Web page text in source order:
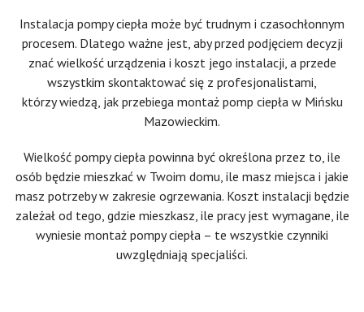
Instalacja pompy ciepła może być trudnym i czasochłonnym
procesem. Dlatego ważne jest, aby przed podjęciem decyzji
znać wielkość urządzenia i koszt jego instalacji, a przede
wszystkim skontaktować się z profesjonalistami,
którzy wiedzą, jak przebiega montaż pomp ciepła w Mińsku
Mazowieckim.
Wielkość pompy ciepła powinna być określona przez to, ile
osób będzie mieszkać w Twoim domu, ile masz miejsca i jakie
masz potrzeby w zakresie ogrzewania. Koszt instalacji będzie
zależał od tego, gdzie mieszkasz, ile pracy jest wymagane, ile
wyniesie montaż pompy ciepła – te wszystkie czynniki
uwzględniają specjaliści.